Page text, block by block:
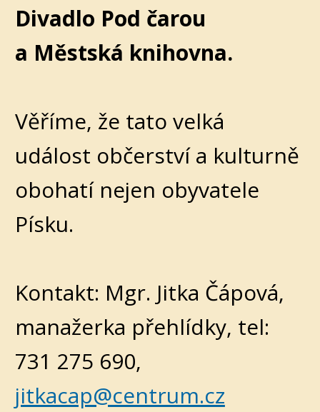
Divadlo Pod čarou
a Městská knihovna.
Věříme, že tato velká
událost občerství a kulturně
obohatí nejen obyvatele
Písku.
Kontakt: Mgr. Jitka Čápová,
manažerka přehlídky, tel:
731 275 690,
jitkacap@centrum.cz